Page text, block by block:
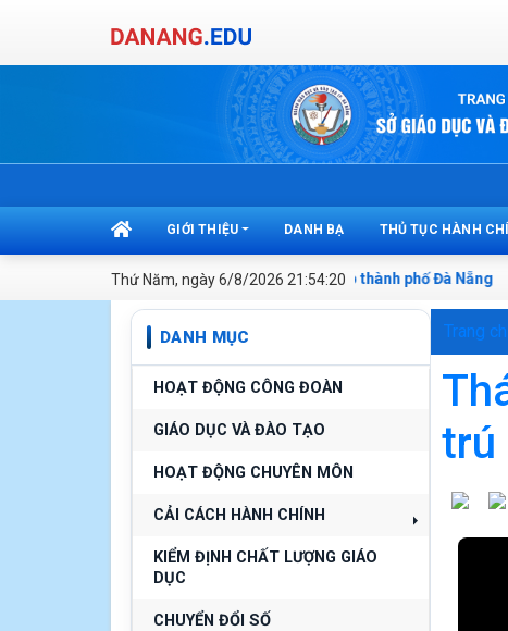
GIỚI THIỆU DANH BẠ THỦ TỤC HÀNH
Thứ Năm, ngày 6/8/2026 21:54:20
bạn đến với website Sở Giáo dục và Đào tạo thành phố Đà Nẵng
DANH MỤC
HOẠT ĐỘNG CÔNG ĐOÀN
GIÁO DỤC VÀ ĐÀO TẠO
HOẠT ĐỘNG CHUYÊN MÔN
CẢI CÁCH HÀNH CHÍNH
KIỂM ĐỊNH CHẤT LƯỢNG GIÁO
DỤC
CHUYỂN ĐỔI SỐ
Trang
trú